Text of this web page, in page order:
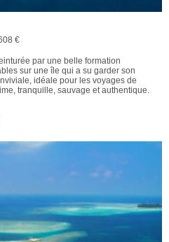
€
par une belle formation
sur une île qui a su garder son
idéale pour les voyages de
tranquille, sauvage et authentique.